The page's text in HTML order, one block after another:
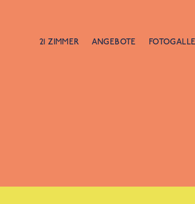
21 ZIMMER ANGEBOTE